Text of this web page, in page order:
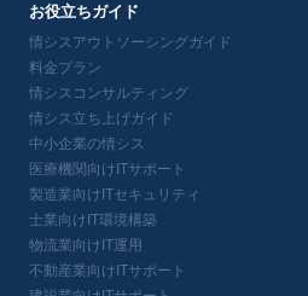
お役立ちガイド
情シスアウトソーシングガイド
料金プラン
情シスコンサルティング
情シス立ち上げガイド
中小企業の情シス
医療機関向けITサポート
製造業向けITセキュリティ
士業向けIT環境構築
物流業向けIT運用
不動産業向けITサポート